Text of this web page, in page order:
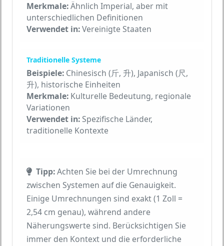
Merkmale:Ähnlich Imperial, aber mit
unterschiedlichen Definitionen
Verwendet in:Vereinigte Staaten
Traditionelle Systeme
Beispiele: Chinesisch (斤, 升), Japanisch (尺,
升), historische Einheiten
Merkmale: Kulturelle Bedeutung, regionale
Variationen
Verwendet in:Spezifische Länder,
traditionelle Kontexte
Tipp:Achten Sie bei der Umrechnung
zwischen Systemen auf die Genauigkeit.
Einige Umrechnungen sind exakt (1 Zoll =
2,54 cm genau), während andere
Näherungswerte sind. Berücksichtigen Sie
immer den Kontext und die erforderliche